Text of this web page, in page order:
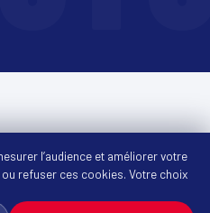
l’audience et améliorer votre
refuser ces cookies. Votre choix